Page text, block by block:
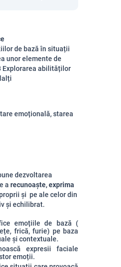
de bază în situații
unor elemente de
Explorarea abilităților
emoțională, starea
dezvoltarea
a recunoaște, exprima
și pe ale celor din
și echilibrat.
emoțiile de bază (
frică, furie) pe baza
și contextuale.
expresii faciale
emoții.